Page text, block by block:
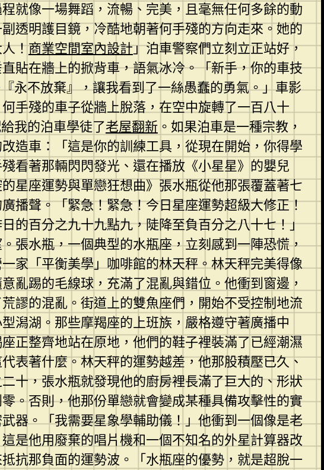
就像一場舞蹈，流暢、完美，且毫無任何多餘的動
透明護目鏡，冷酷地朝著何手殘的方向走來。她的
！商業空間室內設計」泊車警察們立刻立正站好，
貼在牆上的掀背車，語氣冰冷。「新手，你的車技
不放棄』，讓我看到了一絲愚蠢的勇氣。」車影
手殘的車子從牆上脫落，在空中旋轉了一百八十
我的泊車學徒了老屋翻新 。如果泊車是一種宗教，
造車：「這是你的訓練工具，從現在開始，你得學
看著那輛閃閃發光、還在播放《小星星》的嬰兒
星座運勢與單戀狂想曲》張水瓶從他那張覆蓋著七
播聲。「緊急！緊急！今日星座運勢超級大修正！
的百分之九十九點九，陡降至負百分之八十七！」
張水瓶，一個典型的水瓶座，立刻感到一陣恐慌，
家「平衡美學」咖啡館的林天秤。林天秤完美得像
亂踢的毛線球，充滿了混亂與錯位。他衝到窗邊，
謬的混亂。街道上的雙魚座們，開始不受控制地流
潟湖。那些摩羯座的上班族，嚴格遵守著廣播中
正整齊地站在原地，他們的鞋子裡裝滿了已經潮濕
表著什麼。林天秤的運勢越差，他那股積壓已久、
十，張水瓶就發現他的廚房裡長滿了巨大的、形狀
。否則，他那份單戀就會變成某種具備攻擊性的實
器。「我需要星象學輔助儀！」他衝到一個像是老
是他用廢棄的唱片機和一個不知名的外星計算器改
抗那負面的運勢波。「水瓶座的優勢，就是超脫一